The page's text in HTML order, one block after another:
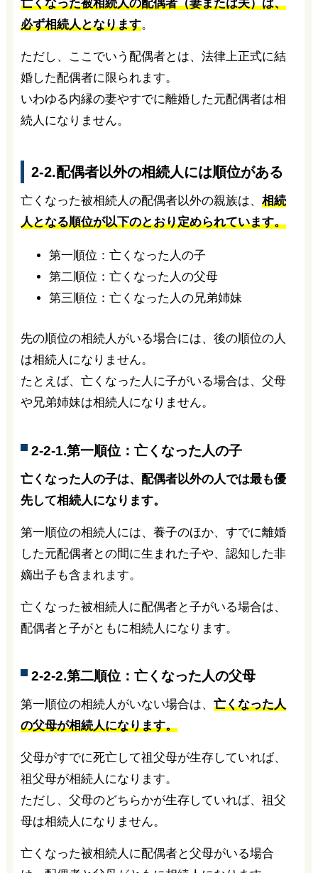
亡くなった被相続人の配偶者（妻または夫）は、
必ず相続人となります。
ただし、ここでいう配偶者とは、法律上正式に結
婚した配偶者に限られます。
いわゆる内縁の妻やすでに離婚した元配偶者は相
続人になりません。
2-2.配偶者以外の相続人には順位がある
亡くなった被相続人の配偶者以外の親族は、 相続
人となる順位が以下のとおり定められています。
第一順位：亡くなった人の子
第二順位：亡くなった人の父母
第三順位：亡くなった人の兄弟姉妹
先の順位の相続人がいる場合には、後の順位の人
は相続人になりません。
たとえば、亡くなった人に子がいる場合は、父母
や兄弟姉妹は相続人になりません。
2-2-1.第一順位：亡くなった人の子
亡くなった人の子は、配偶者以外の人では最も優
先して相続人になります。
第一順位の相続人には、養子のほか、すでに離婚
した元配偶者との間に生まれた子や、認知した非
嫡出子も含まれます。
亡くなった被相続人に配偶者と子がいる場合は、
配偶者と子がともに相続人になります。
2-2-2.第二順位：亡くなった人の父母
第一順位の相続人がいない場合は、 亡くなった人
の父母が相続人になります。
父母がすでに死亡して祖父母が生存していれば、
祖父母が相続人になります。
ただし、父母のどちらかが生存していれば、祖父
母は相続人になりません。
亡くなった被相続人に配偶者と父母がいる場合